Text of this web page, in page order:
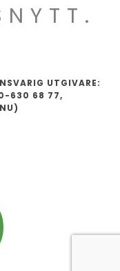
UTGIVARE:
630 68 77,